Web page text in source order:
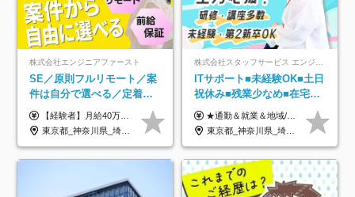
株式会社エンジニアファースト
SE／原則フルリモート／案
件は自分で選べる／定着率
93%／20～30代活躍中！
【経験者】月給40万円～120万円(固定残業代含む)+各種手当 ★前職給与の総収入額を100％保証｜還元率84％〜100％ ★20代の平均年収570万円 ※月給には、みなし残業手当(月30時間／5万8000円以上)を含みます 超過分は別途追加支給 ※固定残業代は、時間外労働の有無に関わらず30時間分を、月5万8000円~15万7000円支給 ※上記を超える時間外労働分は追加で支給 【未経験者】月給21万円以上＋各種手当 固定残業なし(残業代発生分全額支給) ※6ヶ月の試用期間あり（※条件に変動なし） ▼単価連動性×還元率は84％～100％で収入の大幅UPが可能！ ・案件単価が月50万円の場合：年収417万円 ・案件単価が月70万円の場合：年収584万円 ・案件単価が月100万円の場合：年収834万円 ＜モデル年収＞ ▼400万円～500万円(入社初年度) ▼542万円～626万円(入社2年) ▼667万円～700万円(入社3年） ▼709万円～801万円(入社5年）
東京都_神奈川県_埼玉県_千葉県_大阪府_愛知県_北海道_青森県_岩手県_宮城県_秋田県_山形県_福島県_茨城県_栃木県_群馬県_新潟県_山梨県_長野県_富山県_石川県_福井県_静岡県_岐阜県_三重県_兵庫県_京都府_滋賀県_奈良県_和歌山県_広島県_岡山県_鳥取県_島根県_山口県_徳島県_香川県_愛媛県_高知県_福岡県_熊本県_佐賀県_長崎県_大分県_宮崎県_鹿児島県_沖縄県
株式会社スタッフサービス エンジニアリング事業本部
ITサポート■未経験OK■土日
祝休み■残業少なめ■在宅実
績あり■約900種類のスキル
アップ講座あり■全国募集
★通勤＆就業＆地域/住宅＆役職手当あり ★残業代は全額支給 ★選べる給与制度あり！ ■東京・神奈川・千葉・埼玉勤務の場合 月給24.5万円～55万円＋諸手当 （残業代は全額支給） (20,000円の地域/住宅手当込み) ■愛知・京都・大阪・兵庫勤務の場合 月給24万円以上＋諸手当 （残業代は全額支給） (15,000円の地域/住宅手当込み) ■茨城・栃木・群馬・静岡・三重・滋賀・広島・福岡勤務の場合 月給23.5万円以上＋諸手当 （残業代は全額支給） (10,000円の地域/住宅手当込み) ■北海道・宮城・山梨・長野・岐阜・奈良・和歌山・岡山勤務の場合 月給23万円以上＋諸手当 （残業代は全額支給） (5,000円の地域/住宅手当込み) ■その他のエリア勤務の場合 月給22.5万円以上＋諸手当 （残業代は全額支給） ※経験や能力を考慮し、当社規定により優遇します 【昇給：年一回実施】 【選べる給与制度】 ★収入を重視する方に… 「変動型人事制度」の選択も可能（派遣先からの評価に応じて収入アップ！） ※年2回のタイミングで希望者と面談の上決定します。
東京都_神奈川県_埼玉県_千葉県_大阪府_愛知県_北海道_岩手県_宮城県_山形県_福島県_茨城県_栃木県_群馬県_山梨県_長野県_富山県_石川県_静岡県_岐阜県_三重県_兵庫県_京都府_滋賀県_奈良県_広島県_岡山県_山口県_愛媛県_福岡県_熊本県_長崎県